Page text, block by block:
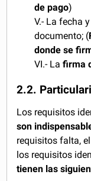
de pago)
V.- La fecha
documento; (
donde se
VI.- Lafirma
2.2.
Los requisitos
son
requisitos falta,
los requisitos
tienen las